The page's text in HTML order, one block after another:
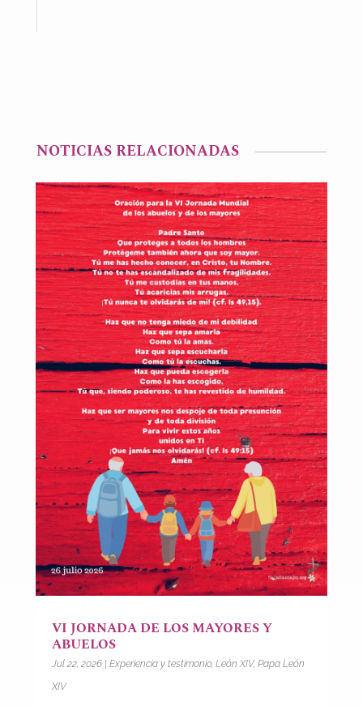
NOTICIAS RELACIONADAS
VI JORNADA DE LOS MAYORES Y
ABUELOS
Jul 22, 2026| Experiencia y testimonio, León XIV, Papa León
XIV